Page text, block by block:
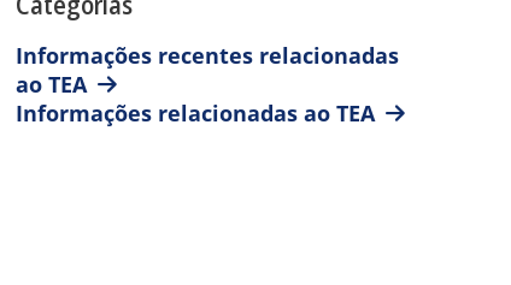
Informações recentes relacionadas
ao TEA
Informações relacionadas ao TEA